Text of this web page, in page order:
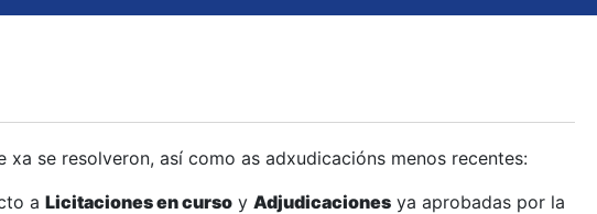
se resolveron, así como as adxudicacións menos recentes:
a Licitaciones en curso y Adjudicaciones ya aprobadas por la